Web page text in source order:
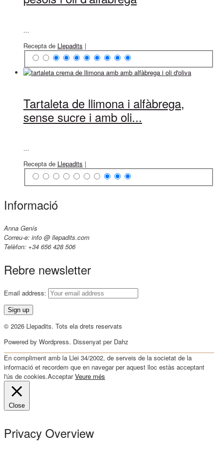
...
Recepta de Llepadits |
Tartaleta de llimona i alfàbrega,
sense sucre i amb oli...
...
Recepta de Llepadits |
Informació
Anna Genís
Correu-e: info @ llepadits.com
Telèfon: +34 656 428 506
Rebre newsletter
Email address:
© 2026 Llepadits. Tots ela drets reservats
Powered by Wordpress. Dissenyat per Dahz
En compliment amb la Llei 34/2002, de serveis de la societat de la
informació et recordem que en navegar per aquest lloc estàs acceptant
l'ús de cookies.Acceptar Veure més
Close
Privacy Overview